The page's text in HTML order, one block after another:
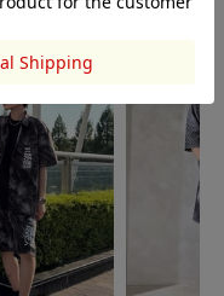
ィネート